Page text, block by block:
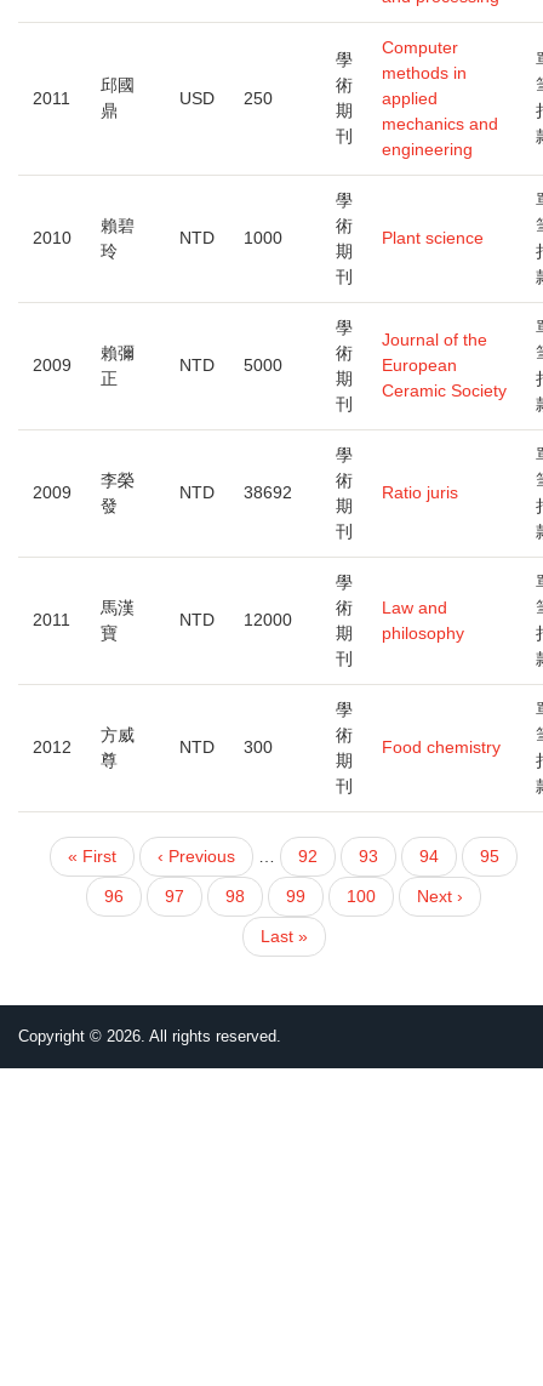
2011
邱國
鼎
USD 250
學
術
期
刊
Computer
methods in
applied
mechanics and
engineering
2010
賴碧
玲
NTD 1000
學
術
期
刊
Plant science
2009
賴彌
正
NTD 5000
學
術
期
刊
Journal of the
European
Ceramic Society
2009
李榮
發
NTD 38692
學
術
期
刊
Ratio juris
2011
馬漢
寶
NTD 12000
學
術
期
刊
Law and
philosophy
2012
方威
尊
NTD 300
學
術
期
刊
Food chemistry
PAGINATION
First
page
« First
Previous
page
‹ Previous
頁
面
92
頁
面
93
頁
面
94
頁
面
95
目
前
96
頁
面
97
頁
面
98
頁
面
99
頁
面
100
下
一
Next ›
Last
page
Last »
Copyright © 2026. All rights reserved.